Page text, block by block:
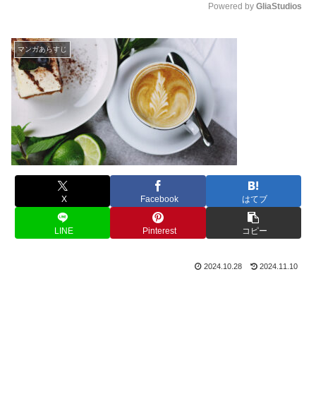
Powered by GliaStudios
マンガあらすじ
X Facebook はてブ
LINE Pinterest コピー
2024.10.28 2024.11.10